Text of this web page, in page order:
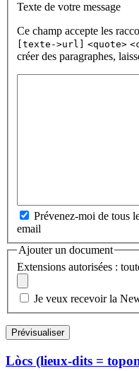
Texte de votre message
Ce champ accepte les
[texte->url]
<quote>
créer des paragraphes,
Prévenez-moi de tous
email
Ajouter un document
Extensions autorisées :
Je veux recevoir la
Lòcs (lieux-dits =